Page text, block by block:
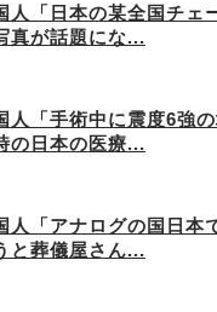
人「日本の某全国チェ
真が話題にな...
人「手術中に震度6強
の日本の医療...
人「アナログの国日本
と葬儀屋さん...